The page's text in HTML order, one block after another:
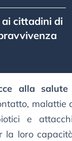
ai cittadini di
alla salute
malattie
e
la loro